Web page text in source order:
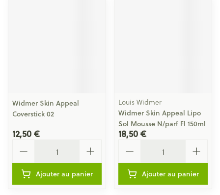
Widmer Skin Appeal
Coverstick 02
12,50 €
Ajouter au panier
Louis Widmer
Widmer Skin Appeal Lipo
Sol Mousse N/parf Fl 150ml
18,50 €
Ajouter au panier